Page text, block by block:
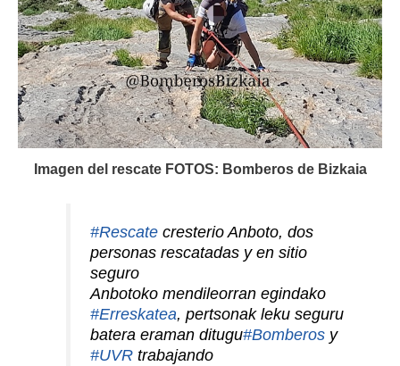
Imagen del rescate FOTOS: Bomberos de Bizkaia
#Rescatecresterio Anboto, dos
personas rescatadas y en sitio
seguro
Anbotoko mendileorran egindako
#Erreskatea, pertsonak leku seguru
batera eraman ditugu#Bomberosy
#UVRtrabajando